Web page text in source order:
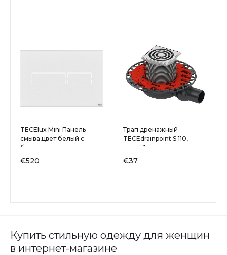
TECElux Mini Панель
смыва,цвет белый с
белыми клавишами
€520
Трап дренажный
TECEdrainpoint S 110,
низкий с универсальным
фланцем Seal System
€37
Купить стильную одежду для женщин
в интернет-магазине